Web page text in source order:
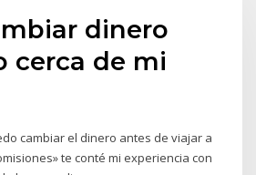
dinero
cerca de mi
cambiar el dinero antes de viajar a
te conté mi experiencia con